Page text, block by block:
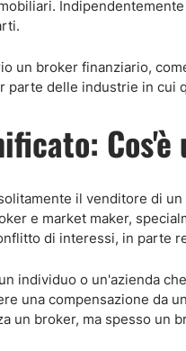
un broker finanziario,
parte delle industrie in cui
Cos'è
il venditore di
e market maker,
di interessi, in parte
individuo o un'azienda
una compensazione da
un broker, ma spesso un